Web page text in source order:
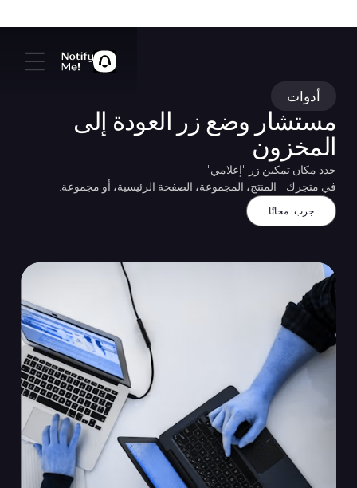
أدوات
مستشار وضع زر العودة إلى
المخزون
حدد مكان تمكين زر "إعلامي".
في متجرك - المنتج، المجموعة، الصفحة الرئيسية، أو مجموعة.
جرب مجانًا